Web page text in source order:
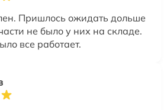
Пришлось ожидать дольше
не было у них на складе.
все работает.